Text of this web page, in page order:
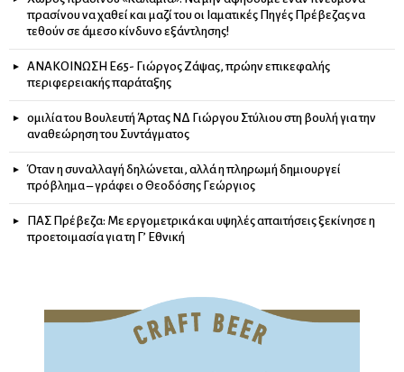
πρασίνου να χαθεί και μαζί του οι Ιαματικές Πηγές Πρέβεζας να
τεθούν σε άμεσο κίνδυνο εξάντλησης!
ΑΝΑΚΟΙΝΩΣΗ Ε65- Γιώργος Ζάψας, πρώην επικεφαλής
περιφερειακής παράταξης
ομιλία του Βουλευτή Άρτας ΝΔ Γιώργου Στύλιου στη βουλή για την
αναθεώρηση του Συντάγματος
Όταν η συναλλαγή δηλώνεται, αλλά η πληρωμή δημιουργεί
πρόβλημα – γράφει ο Θεοδόσης Γεώργιος
ΠΑΣ Πρέβεζα: Με εργομετρικά και υψηλές απαιτήσεις ξεκίνησε η
προετοιμασία για τη Γ’ Εθνική